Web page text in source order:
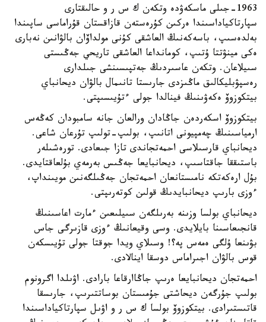
1963-جىلى ماسكەۋدە وتكەن ك س ر و حالىقتارى
سپارتاكياداسىندا ەركىن كۇرەستەن قازاقستان قۇراماسى ساپىندا
بەلدەسىپ، باسەكەنىڭ العاشقى كۇنى مولداۆان بالۋانىن نەبارى
ەكى مينۋتتا ۇتىپ، كومانداعا العاشقى تاريحي جەڭىستى
سىيلاعان. وتكەن عاسىردىڭ جەتپىسىنشى جىلدارى
رەسپۋبليكالىق ماڭىزدى جارىستا تانىمال بالۋان ديحانباي
بيتكوزوۆ ەكەۋىنىڭ فينالدا جولى ءتۇيىسىپتى.
بيتكوزوۆ اسكەردەن جاڭادان ورالعان جانە سامبودان كەڭەس
ارمياسىنىڭ چەمپيونى اتانىپ، بولىپ-تولىپ تۇرعان شاعى.
ديحانباي قارسىلاسى احمەتجاندى تازا جىعادى. تورەشىلەر
باستىققا جاقتاسىپ، ديحانبايعا جەڭىس بەرمەي بۇلعاقتايدى.
بۇل ارەكەتكە نامىستانعان احمەتجان جەڭىلگەنىن مويىنداپ،
ءوزى بارىپ ديحانبايدىڭ قولىن كوتەرىپتى.
ديحانباي بولسا وزىنە بەرىلگەن سىيلىعىن ءمارت اعاسىنىڭ
قانجىعاسىنا بايلايدى. وسى وقيعانىڭ ءوزى قازىرگى جاس
بۋىنعا ۇلگى ەمەس پە؟! وسىلاي ويدا جوقتا جولى تۇيىسكەن
قوس بالۋان اجىراماس دوسقا اينالادى.
احمەتجان ديحانبايعا ەرىپ جاڭاارقاعا بارادى. اۋىلدا اگرونوم
بولىپ جۇرگەن ديحاشتى جۇمىستان بوساتتىرىپ، جارىسقا
قاتىستىرادى. بيتكوزوۆ بولسا ك س ر و اۋىل سپارتاكياداسىندا